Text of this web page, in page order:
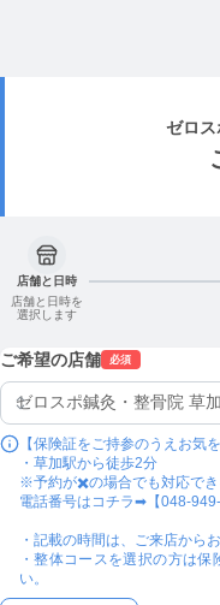
ゼロ
店舗と日時
店舗と日時を
選択します
ご希望の店舗 必須
【保険証をご持参のうえお気
・草加駅から徒歩2分
※予約が✖️の場合でも対応でき
電話番号はコチラ➡︎【048-949-
・記載の時間は、ご来店から
・整体コースを選択の方は
い。